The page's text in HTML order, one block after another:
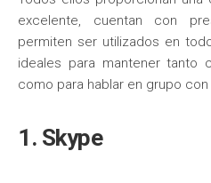
excelente, cuentan con
permiten ser utilizados en
ideales para mantener tanto
como para hablar en grupo
1. Skype